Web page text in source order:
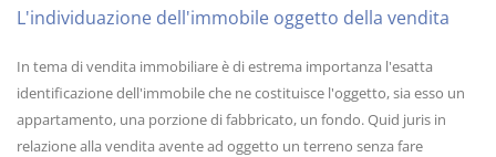
L'individuazione dell'immobile oggetto della vendita
In tema di vendita immobiliare è di estrema importanza l'esatta
identificazione dell'immobile che ne costituisce l'oggetto, sia esso un
appartamento, una porzione di fabbricato, un fondo. Quid juris in
relazione alla vendita avente ad oggetto un terreno senza fare